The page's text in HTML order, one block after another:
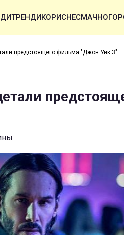
ТРЕНДИКОРИСНЕСМАЧНО
предстоящего фильма "Джон Уик 3"